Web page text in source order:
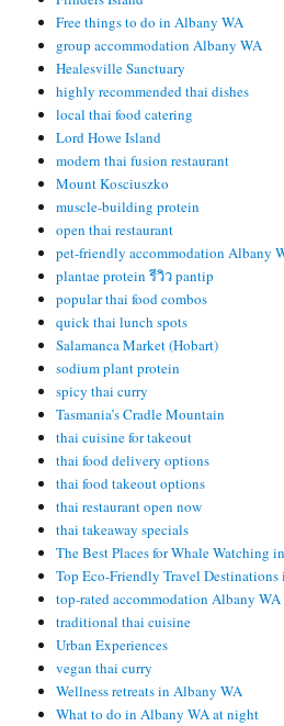
Free things to do in Albany WA
group accommodation Albany WA
Healesville Sanctuary
highly recommended thai dishes
local thai food catering
Lord Howe Island
modern thai fusion restaurant
Mount Kosciuszko
muscle-building protein
open thai restaurant
pet-friendly accommodation Albany
plantae protein รีวิว pantip
popular thai food combos
quick thai lunch spots
Salamanca Market (Hobart)
sodium plant protein
spicy thai curry
Tasmania’s Cradle Mountain
thai cuisine for takeout
thai food delivery options
thai food takeout options
thai restaurant open now
thai takeaway specials
The Best Places for Whale Watching
Top Eco-Friendly Travel
top-rated accommodation Albany WA
traditional thai cuisine
Urban Experiences
vegan thai curry
Wellness retreats in Albany WA
What to do in Albany WA at night